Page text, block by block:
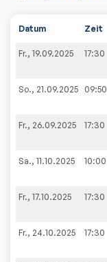
Datum Zeit
Fr., 19.09.2025 17:30
So., 21.09.2025 09:50
Fr., 26.09.2025 17:30
Sa., 11.10.2025 10:00
Fr., 17.10.2025 17:30
Fr., 24.10.2025 17:30